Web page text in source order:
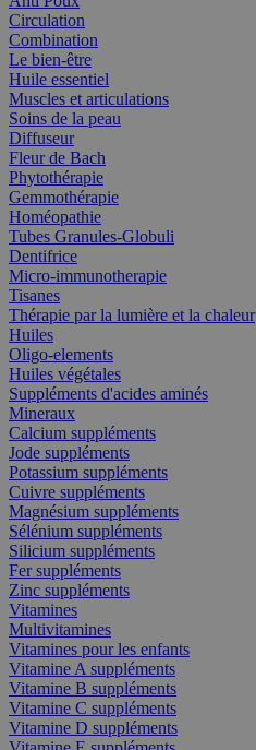
Circulation
Combination
Le bien-être
Huile essentiel
Muscles et articulations
Soins de la peau
Diffuseur
Fleur de Bach
Phytothérapie
Gemmothérapie
Homéopathie
Tubes Granules-Globuli
Dentifrice
Micro-immunotherapie
Tisanes
Thérapie par la lumière et la chaleur
Huiles
Oligo-elements
Huiles végétales
Suppléments d'acides aminés
Mineraux
Calcium suppléments
Jode suppléments
Potassium suppléments
Cuivre suppléments
Magnésium suppléments
Sélénium suppléments
Silicium suppléments
Fer suppléments
Zinc suppléments
Vitamines
Multivitamines
Vitamines pour les enfants
Vitamine A suppléments
Vitamine B suppléments
Vitamine C suppléments
Vitamine D suppléments